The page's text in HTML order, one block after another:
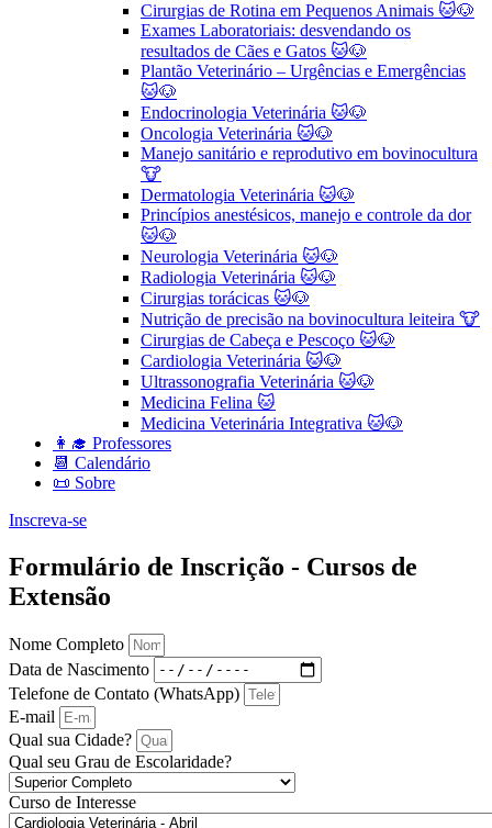
Cirurgias de Rotina em Pequenos Animais ​🐱🐶
Exames Laboratoriais: desvendando os
resultados de Cães e Gatos 🐱🐶
Plantão Veterinário – Urgências e Emergências
🐱🐶
Endocrinologia Veterinária 🐱🐶
Oncologia Veterinária 🐱🐶
Manejo sanitário e reprodutivo em bovinocultura
🐮
Dermatologia Veterinária 🐱🐶
Princípios anestésicos, manejo e controle da dor
🐱🐶
Neurologia Veterinária 🐱🐶
Radiologia Veterinária 🐱🐶
Cirurgias torácicas 🐱🐶
Nutrição de precisão na bovinocultura leiteira 🐮
Cirurgias de Cabeça e Pescoço 🐱🐶
Cardiologia Veterinária 🐱🐶
Ultrassonografia Veterinária 🐱🐶
Medicina Felina 🐱
Medicina Veterinária Integrativa 🐱🐶
👩‍🎓 Professores
📆 Calendário
📜 Sobre
Inscreva-se
Formulário de Inscrição - Cursos de
Extensão
Nome Completo
Data de Nascimento
Telefone de Contato (WhatsApp)
E-mail
Qual sua Cidade?
Qual seu Grau de Escolaridade?
Curso de Interesse